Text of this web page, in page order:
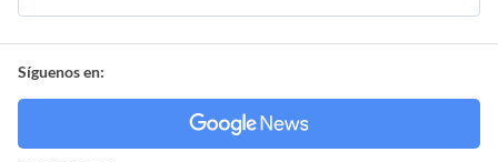
Síguenos en: